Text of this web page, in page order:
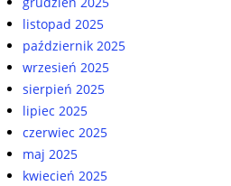
listopad 2025
październik 2025
wrzesień 2025
sierpień 2025
lipiec 2025
czerwiec 2025
maj 2025
kwiecień 2025